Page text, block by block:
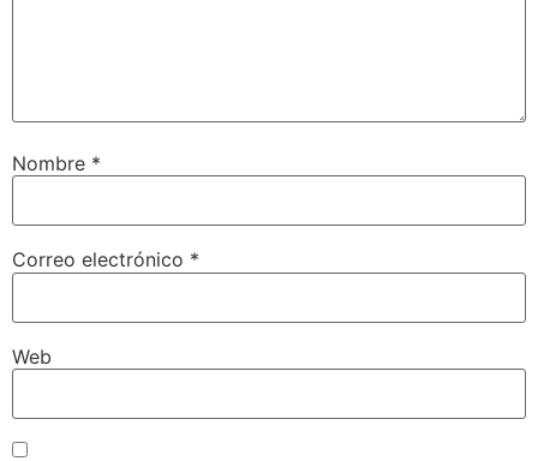
Nombre *
Correo electrónico *
Web